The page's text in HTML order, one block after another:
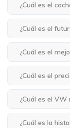
¿Cuál es el
¿Cuál es el
¿Cuál es el
¿Cuál es el
¿Cuál es el VW
¿Cuál es la